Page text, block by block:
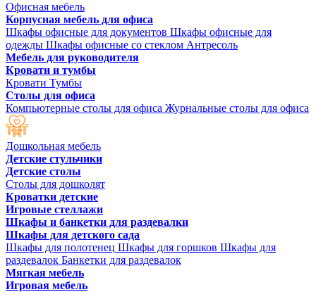
Офисная мебель
Корпусная мебель для офиса
Шкафы офисные для документов Шкафы офисные для
одежды Шкафы офисные со стеклом Антресоль
Мебель для руководителя
Кровати и тумбы
Кровати Тумбы
Столы для офиса
Компьютерные столы для офиса Журнальные столы для офиса
Дошкольная мебель
Детские стульчики
Детские столы
Столы для дошколят
Кроватки детские
Игровые стеллажи
Шкафы и банкетки для раздевалки
Шкафы для детского сада
Шкафы для полотенец Шкафы для горшков Шкафы для
раздевалок Банкетки для раздевалок
Мягкая мебель
Игровая мебель